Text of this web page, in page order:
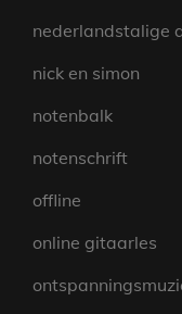
nederlandstalige
nick en simon
notenbalk
notenschrift
offline
online gitaarles